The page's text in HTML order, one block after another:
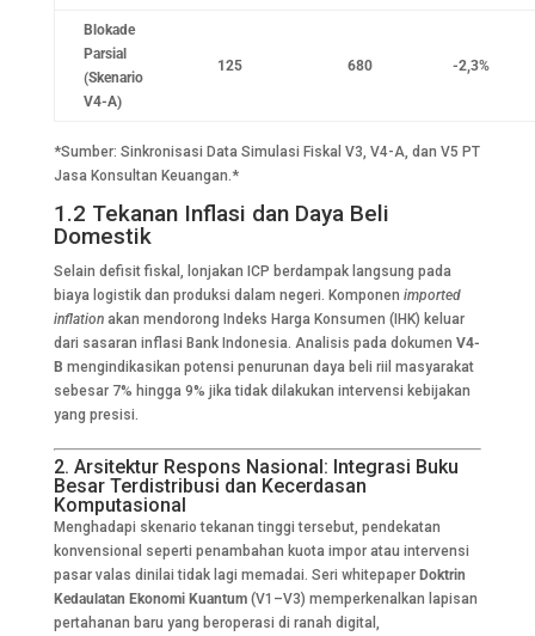
Blokade
Parsial
(Skenario
V4-A)
125 680 -2,3%
*Sumber: Sinkronisasi Data Simulasi Fiskal V3, V4-A, dan V5 PT
Jasa Konsultan Keuangan.*
1.2 Tekanan Inflasi dan Daya Beli
Domestik
Selain defisit fiskal, lonjakan ICP berdampak langsung pada
biaya logistik dan produksi dalam negeri. Komponen imported
inflationakan mendorong Indeks Harga Konsumen (IHK) keluar
dari sasaran inflasi Bank Indonesia. Analisis pada dokumen V4-
B mengindikasikan potensi penurunan daya beli riil masyarakat
sebesar 7% hingga 9% jika tidak dilakukan intervensi kebijakan
yang presisi.
2. Arsitektur Respons Nasional: Integrasi Buku
Besar Terdistribusi dan Kecerdasan
Komputasional
Menghadapi skenario tekanan tinggi tersebut, pendekatan
konvensional seperti penambahan kuota impor atau intervensi
pasar valas dinilai tidak lagi memadai. Seri whitepaper Doktrin
Kedaulatan Ekonomi Kuantum(V1–V3) memperkenalkan lapisan
pertahanan baru yang beroperasi di ranah digital,